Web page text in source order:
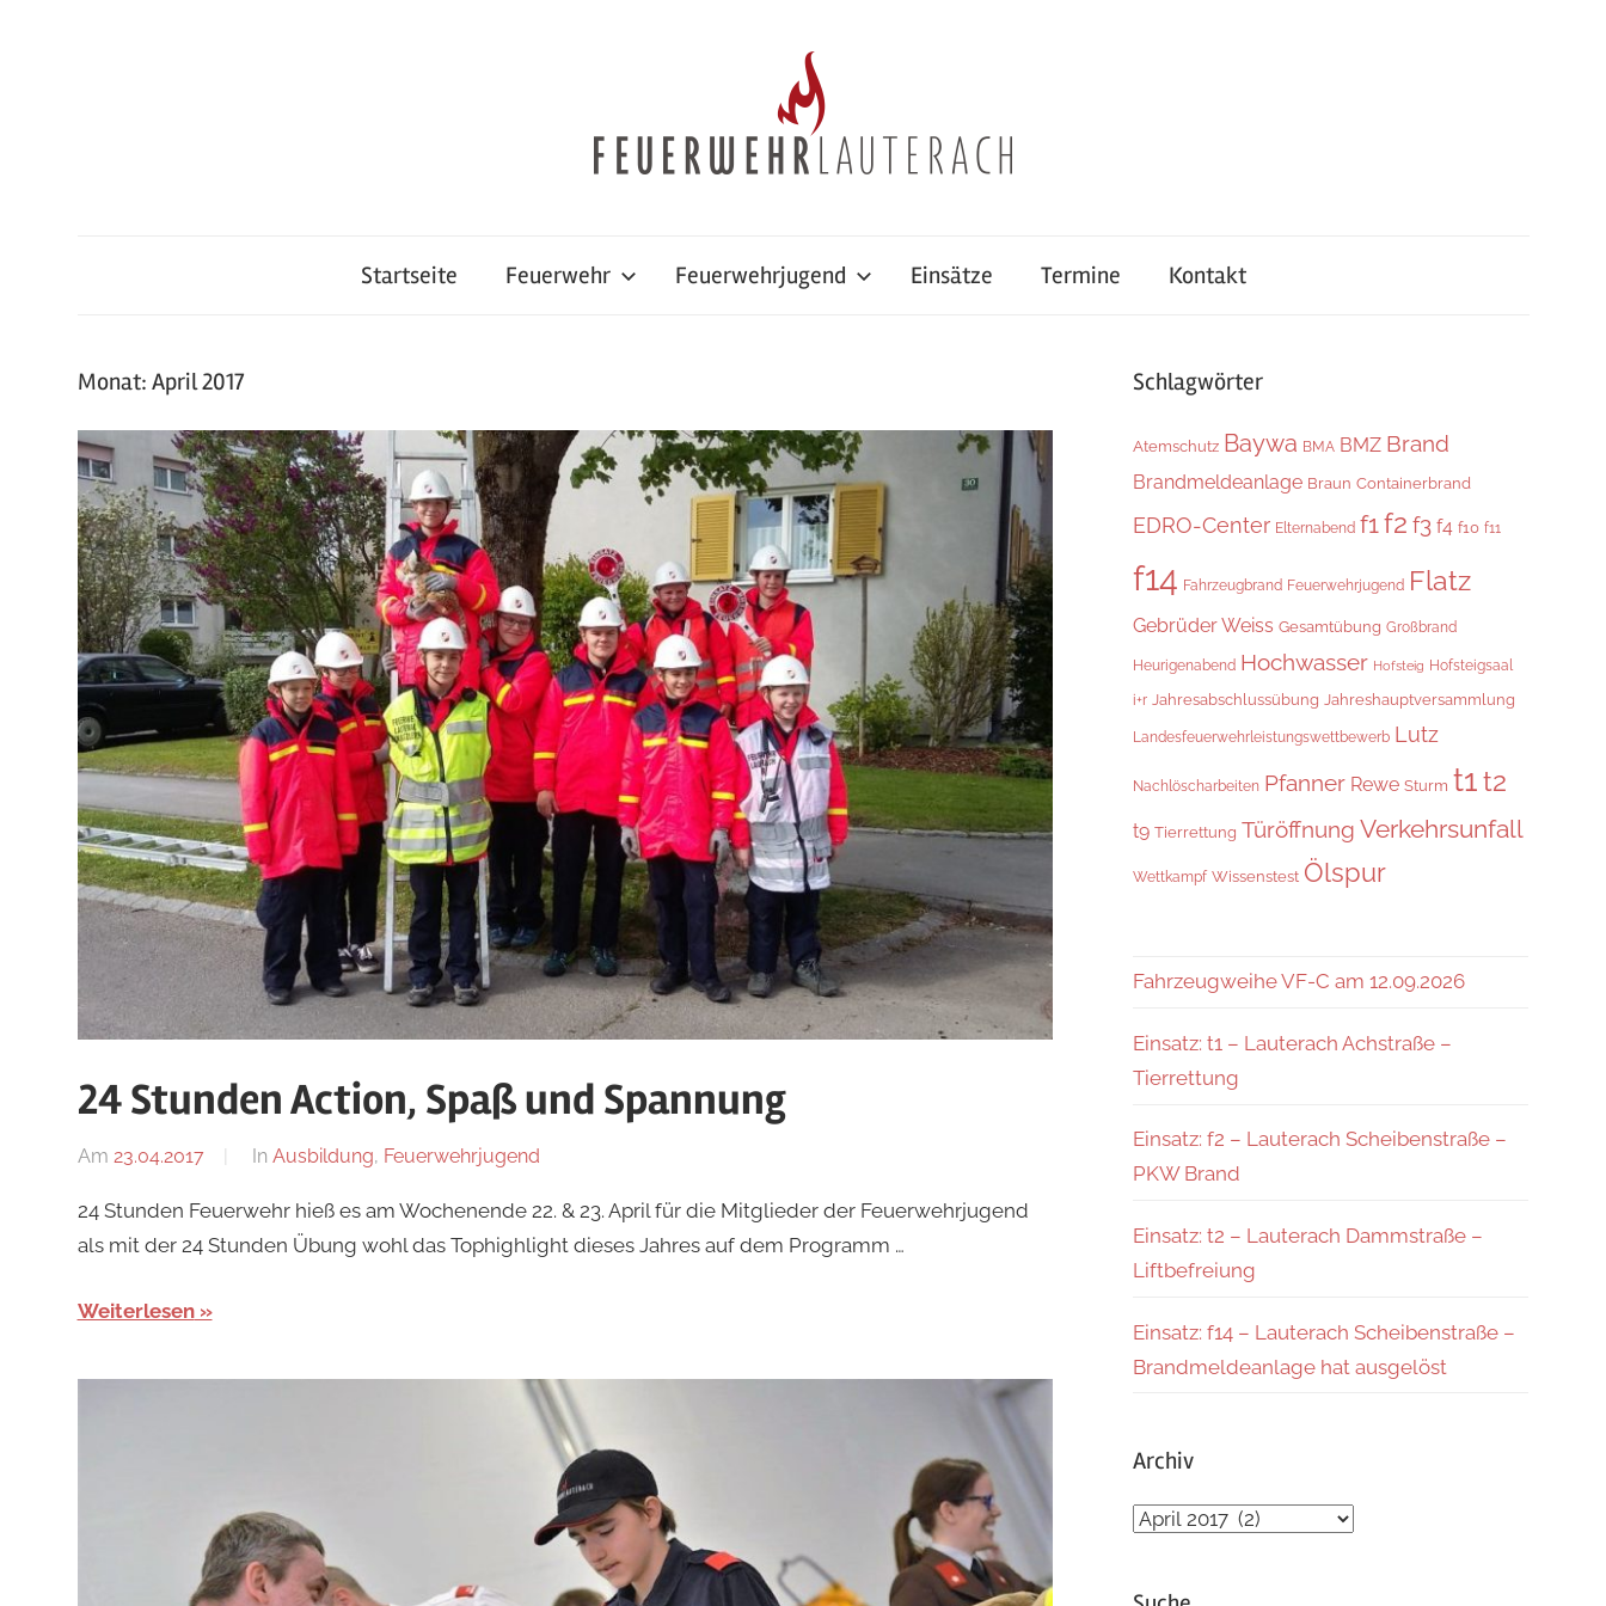
Startseite Feuerwehr Feuerwehrjugend Einsätze Termine Kontakt
Monat: April 2017
24 Stunden Action, Spaß und Spannung
Am 23.04.2017
Von
In Ausbildung, Feuerwehrjugend
24 Stunden Feuerwehr hieß es am Wochenende 22. & 23. April für die Mitglieder der Feuerwehrjugend
als mit der 24 Stunden Übung wohl das Tophighlight dieses Jahres auf dem Programm …
Weiterlesen
Schlagwörter
Atemschutz Baywa BMA BMZ Brand
Brandmeldeanlage Braun Containerbrand
EDRO-Center Elternabend f1f2 f3 f4 f10 f11
f14 Fahrzeugbrand Feuerwehrjugend Flatz
Gebrüder Weiss Gesamtübung Großbrand
Heurigenabend Hochwasser Hofsteig Hofsteigsaal
i+r Jahresabschlussübung Jahreshauptversammlung
Landesfeuerwehrleistungswettbewerb Lutz
Nachlöscharbeiten Pfanner Rewe Sturm t1t2
t9 Tierrettung Türöffnung Verkehrsunfall
Wettkampf Wissenstest Ölspur
Fahrzeugweihe VF-C am 12.09.2026
Einsatz: t1 – Lauterach Achstraße –
Tierrettung
Einsatz: f2 – Lauterach Scheibenstraße –
PKW Brand
Einsatz: t2 – Lauterach Dammstraße –
Liftbefreiung
Einsatz: f14 – Lauterach Scheibenstraße –
Brandmeldeanlage hat ausgelöst
Archiv
Archiv